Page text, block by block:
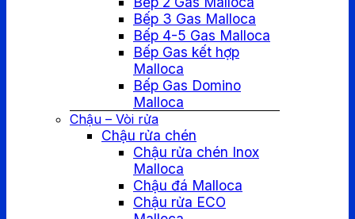
Bếp 3 Gas Malloca
Bếp 4-5 Gas Malloca
Bếp Gas kết hợp
Malloca
Bếp Gas Domino
Malloca
Chậu – Vòi rửa
Chậu rửa chén
Chậu rửa chén Inox
Malloca
Chậu đá Malloca
Chậu rửa ECO